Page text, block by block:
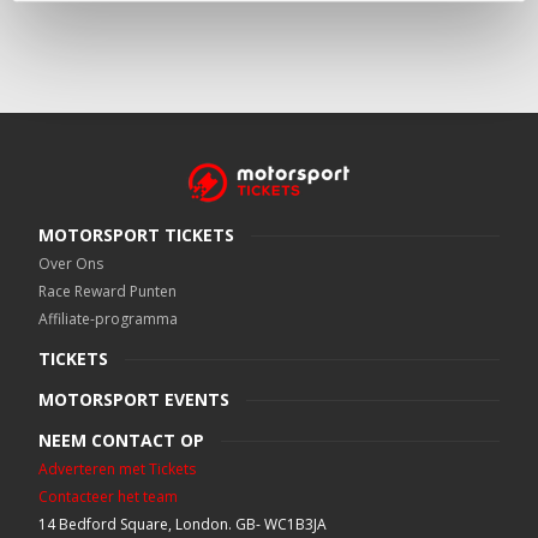
MOTORSPORT TICKETS
Over Ons
Race Reward Punten
Affiliate-programma
TICKETS
MOTORSPORT EVENTS
NEEM CONTACT OP
Adverteren met Tickets
Contacteer het team
14 Bedford Square, London. GB- WC1B3JA